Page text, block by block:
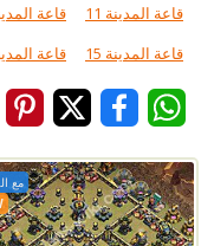
قاعة المدينة 11
قاعة
قاعة المدينة 15
قاعة
مع